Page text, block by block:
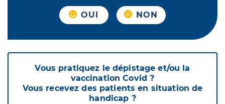
OUI NON
Vous pratiquez le dépistage et/ou la
vaccination Covid ?
Vous recevez des patients en situation de
handicap ?